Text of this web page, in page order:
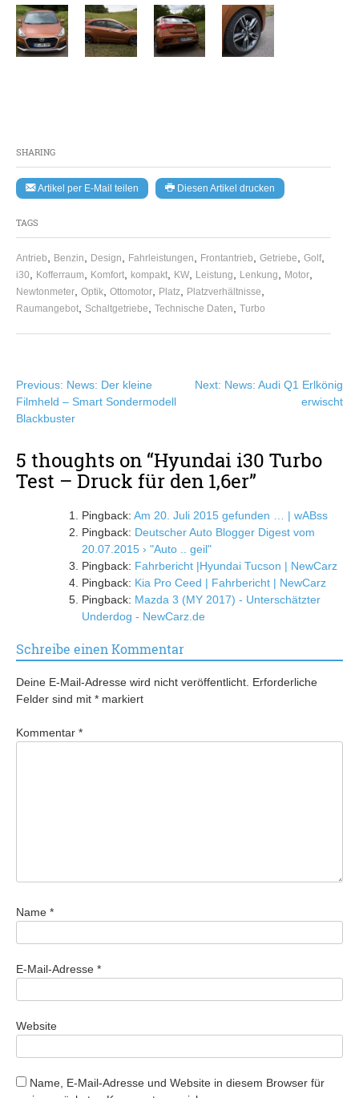
SHARING
Artikel per E-Mail teilen Diesen Artikel drucken
TAGS
Antrieb, Benzin, Design, Fahrleistungen, Frontantrieb, Getriebe, Golf,
i30, Kofferraum, Komfort, kompakt, KW, Leistung, Lenkung, Motor,
Newtonmeter, Optik, Ottomotor, Platz, Platzverhältnisse,
Raumangebot, Schaltgetriebe, Technische Daten, Turbo
Beitragsnavigation
Previous: News: Der kleine
Filmheld – Smart Sondermodell
Blackbuster
Next: News: Audi Q1 Erlkönig
erwischt
5 thoughts on “Hyundai i30 Turbo
Test – Druck für den 1,6er”
Pingback: Am 20. Juli 2015 gefunden … | wABss
Pingback: Deutscher Auto Blogger Digest vom
20.07.2015 › "Auto .. geil"
Pingback: Fahrbericht |Hyundai Tucson | NewCarz
Pingback: Kia Pro Ceed | Fahrbericht | NewCarz
Pingback: Mazda 3 (MY 2017) - Unterschätzter
Underdog - NewCarz.de
Schreibe einen Kommentar
Deine E-Mail-Adresse wird nicht veröffentlicht. Erforderliche
Felder sind mit * markiert
Kommentar *
Name *
E-Mail-Adresse *
Website
Name, E-Mail-Adresse und Website in diesem Browser für